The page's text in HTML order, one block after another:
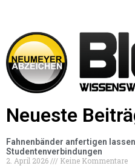
Neueste
Fahnenbänder anfertigen
Studentenverbindungen
2. April 2026
Keine Kommentare